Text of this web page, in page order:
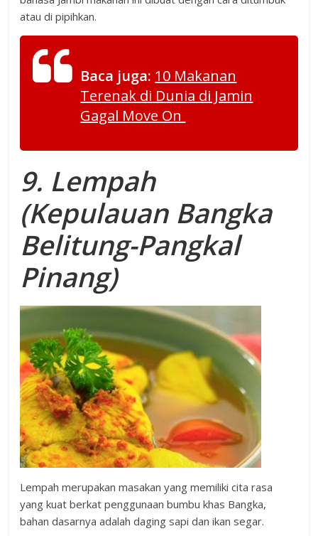
atau di pipihkan.
Baca juga: 10 Makanan
Terenak di Dunia di Jamin
Gagal Move On
9. Lempah
(Kepulauan Bangka
Belitung-Pangkal
Pinang)
Lempah merupakan masakan yang memiliki cita rasa
yang kuat berkat penggunaan bumbu khas Bangka,
bahan dasarnya adalah daging sapi dan ikan segar.